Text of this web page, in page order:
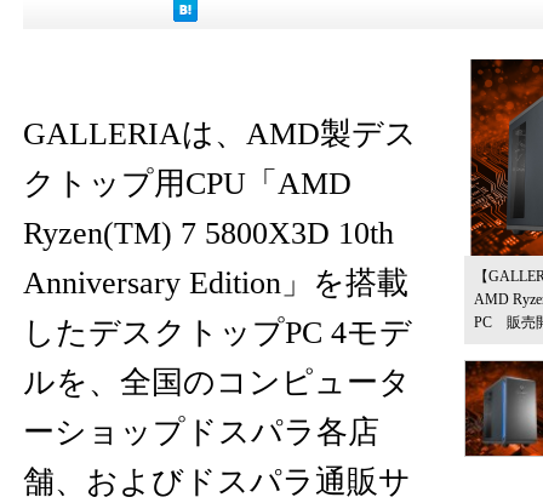
【
AMD
PC 販売
GALLERIAは、AMD製デス
クトップ用CPU「AMD
Ryzen(TM) 7 5800X3D 10th
Anniversary Edition」を搭載
したデスクトップPC 4モデ
ルを、全国のコンピュータ
ーショップドスパラ各店
舗、およびドスパラ通販サ